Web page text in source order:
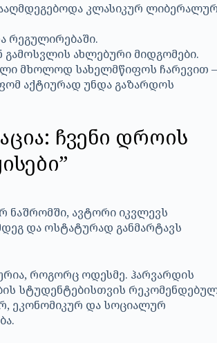
კლასიკურ
რეგულირებაში.
გამოსვლის ახლებური მიდგომები.
მხოლოდ სახელმწიფოს ჩარევით –
აქტიურად უნდა გაზარდოს
ჩვენი დროის
ნაშრომში, ავტორი იკვლევს
და ოსტატურად განმარტავს
როგორც ოდესმე. ჰარვარდის
სტუდენტებისთვის
ეკონომიკურ და სოციალურ